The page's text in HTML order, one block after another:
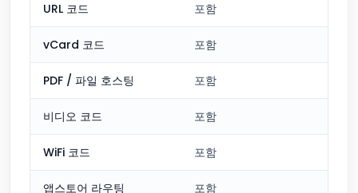
URL 코드 포함
vCard 코드 포함
PDF / 파일 호스팅 포함
비디오 코드 포함
WiFi 코드 포함
앱스토어 라우팅 포함